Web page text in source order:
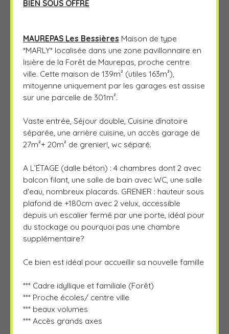
BIEN SOUS OFFRE
MAUREPAS Les Bessières Maison de type
*MARLY* localisée dans une zone pavillonnaire en
lisière de la Forêt de Maurepas, proche centre
ville. Cette maison de 139m² (utiles 163m²),
mitoyenne uniquement par les garages est assise
sur une parcelle de 301m².
Vaste entrée, Séjour double, Cuisine dînatoire
séparée, une arrière cuisine, un accès garage de
27m²+ 20m² de grenier!, wc séparé.
A L’ÉTAGE (dalle béton) : 4 chambres dont 2 avec
balcon filant, une salle de bain avec WC, une salle
d'eau, nombreux placards. GRENIER : hauteur sous
plafond de +180cm avec 2 velux, accessible
depuis un escalier fermé par une porte, idéal pour
du stockage ou pourquoi pas une chambre
supplémentaire?
Ce bien est idéal pour accueillir sa nouvelle famille
*** Cadre idyllique et familiale (Forêt)
*** Proche écoles/ centre ville
*** beaux volumes
*** Accès grands axes